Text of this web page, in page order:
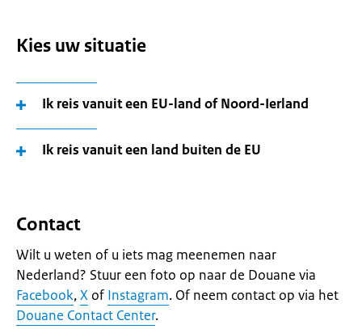
Kies uw situatie
Ik reis vanuit een EU-land of Noord-Ierland
Ik reis vanuit een land buiten de EU
Contact
Wilt u weten of u iets mag meenemen naar
Nederland? Stuur een foto op naar de Douane via
Facebook,X of Instagram. Of neem contact op via het
Douane Contact Center.